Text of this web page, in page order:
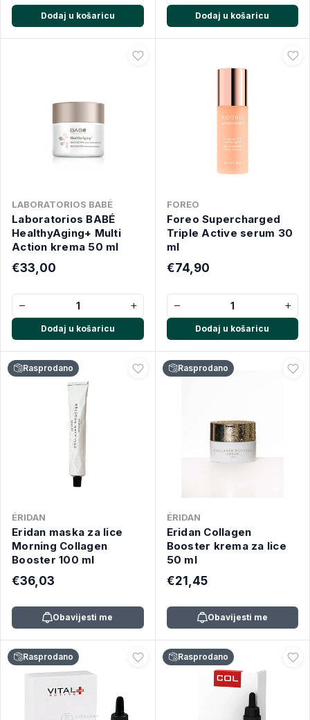
Dodaj u košaricu Dodaj u košaricu
LABORATORIOS BABÉ
Laboratorios BABÉ
HealthyAging+ Multi
Action krema 50 ml
€33,00
− +
Dodaj u košaricu
FOREO
Foreo Supercharged
Triple Active serum 30
ml
€74,90
− +
Dodaj u košaricu
Rasprodano
ÉRIDAN
Eridan maska za lice
Morning Collagen
Booster 100 ml
€36,03
Obavijesti me
Rasprodano
ÉRIDAN
Eridan Collagen
Booster krema za lice
50 ml
€21,45
Obavijesti me
Rasprodano Rasprodano